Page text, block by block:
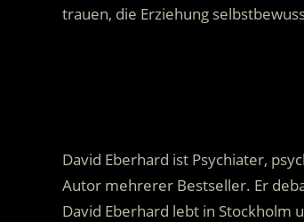
trauen, die Erziehung
David Eberhard ist Psychiater,
Autor mehrerer Bestseller. Er
David Eberhard lebt in Stockholm